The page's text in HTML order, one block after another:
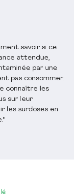
savoir si ce
attendue,
par une
pas consommer.
connaître les
sur leur
les surdoses en